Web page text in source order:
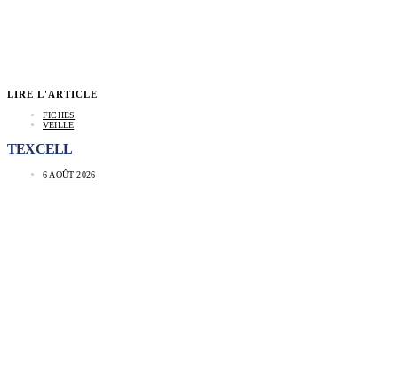
LIRE L'ARTICLE
FICHES
VEILLE
TEXCELL
6 AOÛT 2026